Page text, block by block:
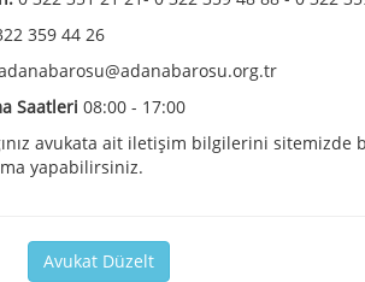
359 44 26
Saatleri 08:00 - 17:00
avukata ait iletişim bilgilerini sitemizde
yapabilirsiniz.
Avukat Düzelt